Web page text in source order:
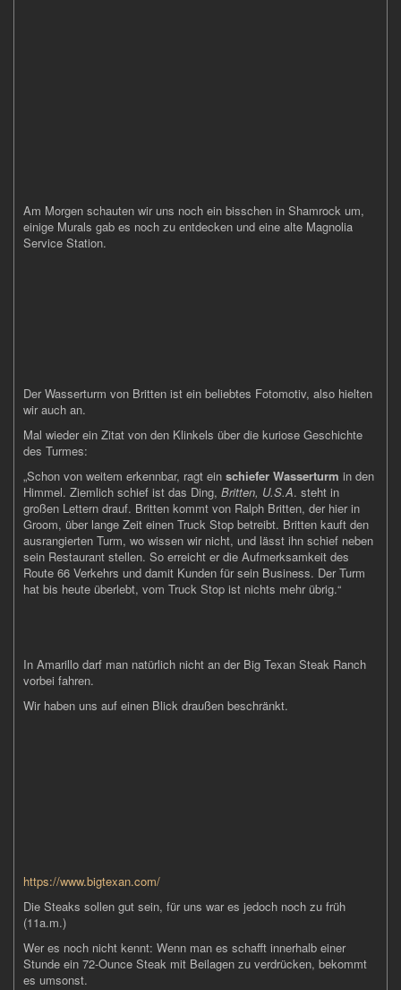
Am Morgen schauten wir uns noch ein bisschen in Shamrock um,
einige Murals gab es noch zu entdecken und eine alte Magnolia
Service Station.
Der Wasserturm von Britten ist ein beliebtes Fotomotiv, also hielten
wir auch an.
Mal wieder ein Zitat von den Klinkels über die kuriose Geschichte
des Turmes:
„Schon von weitem erkennbar, ragt ein schiefer Wasserturm in den
Himmel. Ziemlich schief ist das Ding, Britten, U.S.A. steht in
großen Lettern drauf. Britten kommt von Ralph Britten, der hier in
Groom, über lange Zeit einen Truck Stop betreibt. Britten kauft den
ausrangierten Turm, wo wissen wir nicht, und lässt ihn schief neben
sein Restaurant stellen. So erreicht er die Aufmerksamkeit des
Route 66 Verkehrs und damit Kunden für sein Business. Der Turm
hat bis heute überlebt, vom Truck Stop ist nichts mehr übrig.“
In Amarillo darf man natürlich nicht an der Big Texan Steak Ranch
vorbei fahren.
Wir haben uns auf einen Blick draußen beschränkt.
https://www.bigtexan.com/
Die Steaks sollen gut sein, für uns war es jedoch noch zu früh
(11a.m.)
Wer es noch nicht kennt: Wenn man es schafft innerhalb einer
Stunde ein 72-Ounce Steak mit Beilagen zu verdrücken, bekommt
es umsonst.